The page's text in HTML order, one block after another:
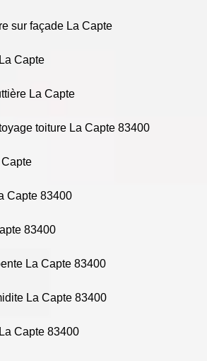
sur façade La Capte
Capte
La Capte
toiture La Capte 83400
Capte 83400
83400
La Capte 83400
La Capte 83400
Capte 83400